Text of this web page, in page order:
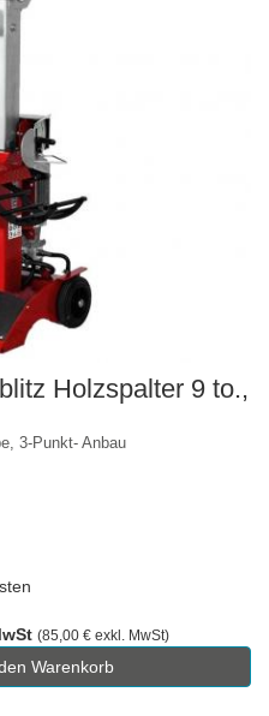
Holzspalter 9 to.,
3-Punkt- Anbau
(85,00 € exkl. MwSt)
Warenkorb